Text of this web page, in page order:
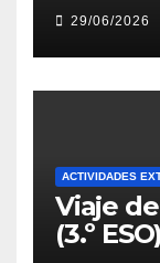
29/06/2026
ACTIVIDADES
Viaje
(3.º ESO)